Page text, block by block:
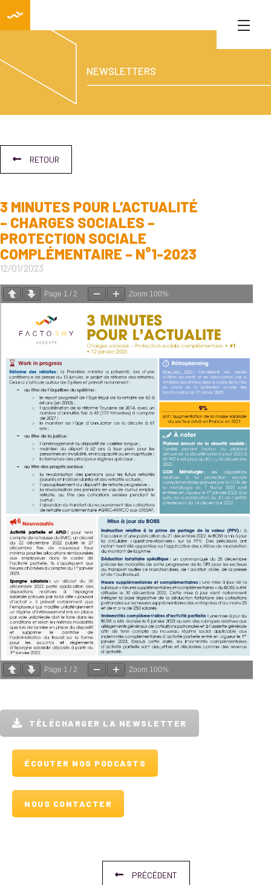
NEWSLETTERS
RETOUR
3 MINUTES POUR L’ACTUALITÉ
– CHARGES SOCIALES –
PROTECTION SOCIALE
COMPLÉMENTAIRE – N°1-2023
12/01/2023
Page 1 / 2 Zoom 100%
Page 1 / 2 Zoom 100%
TÉLÉCHARGER LA NEWSLETTER
ÉCOUTER NOS PODCASTS
NOUS CONTACTER
PRÉCÉDENT